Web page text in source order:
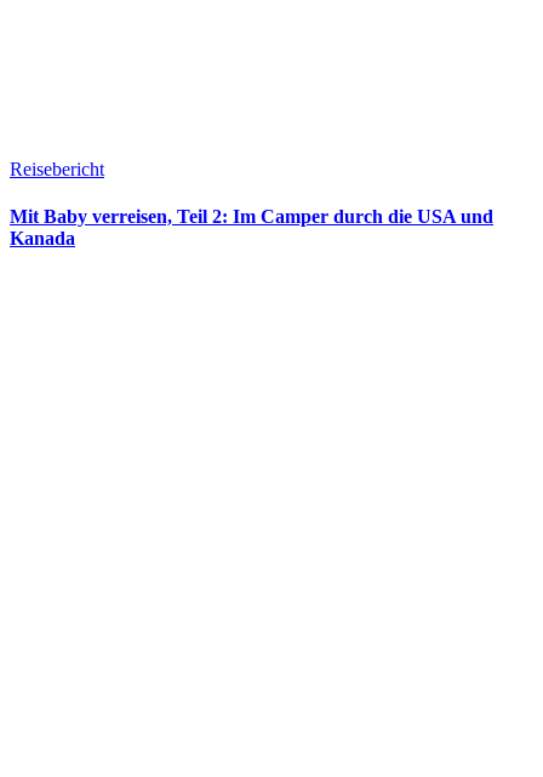
Reisebericht
Mit Baby verreisen, Teil 2: Im Camper durch die USA und
Kanada